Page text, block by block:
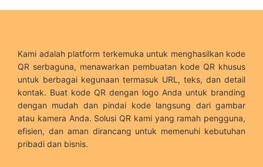
Kami adalah platform terkemuka untuk menghasilkan kode
QR serbaguna, menawarkan pembuatan kode QR khusus
untuk berbagai kegunaan termasuk URL, teks, dan detail
kontak. Buat kode QR dengan logo Anda untuk branding
dengan mudah dan pindai kode langsung dari gambar
atau kamera Anda. Solusi QR kami yang ramah pengguna,
efisien, dan aman dirancang untuk memenuhi kebutuhan
pribadi dan bisnis.